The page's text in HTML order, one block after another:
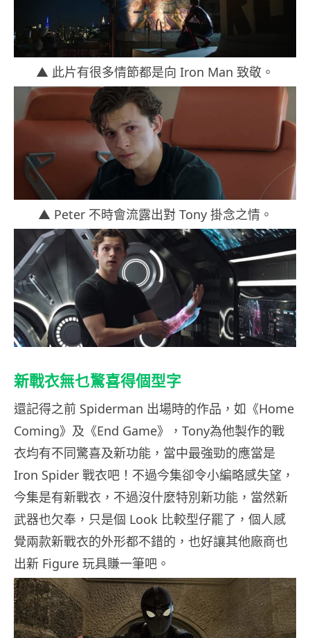
▲ 此片有很多情節都是向 Iron Man 致敬。
▲ Peter 不時會流露出對 Tony 掛念之情。
新戰衣無乜驚喜得個型字
還記得之前 Spiderman 出場時的作品，如《Home
Coming》及《End Game》，Tony為他製作的戰
衣均有不同驚喜及新功能，當中最強勁的應當是
Iron Spider 戰衣吧！不過今集卻令小編略感失望，
今集是有新戰衣，不過沒什麼特別新功能，當然新
武器也欠奉，只是個 Look 比較型仔罷了，個人感
覺兩款新戰衣的外形都不錯的，也好讓其他廠商也
出新 Figure 玩具賺一筆吧。